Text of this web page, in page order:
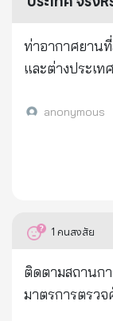
คุณพงษ์เทพ...แ
ขนาดนี้...ไม่พล
ที่แยกย้ายกันออ
> แกตกใจ...ยื
ครู่...ลิงตัวที่ถูก
ต้นไม้... > คุณพงษ์เทพ...รีบวิ่งไปดู...ลิงถูกยิงเข้าที่หลัง...
ทะลุหน้าอก...เ
เห็นแล้ว...ต้อง
ลูกอ่อน...ขณะที่ถู
น้อย...กำลังดูดนมอย่า
ท่าอากาศยาน
และต่างประเ
ที่กำหนด โดยจ
anonymous
1 คนสงสัย
ติดตามสถานก
มาตรการตรว